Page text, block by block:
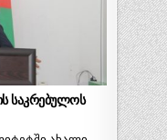
საკრებულოს